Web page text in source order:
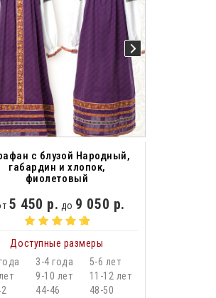
с блузой Народный,
габардин и хлопок,
фиолетовый
5 450 р. до 9 050 р.
Доступные размеры
3-4 года
5-6 лет
9-10 лет
11-12 лет
44-46
48-50